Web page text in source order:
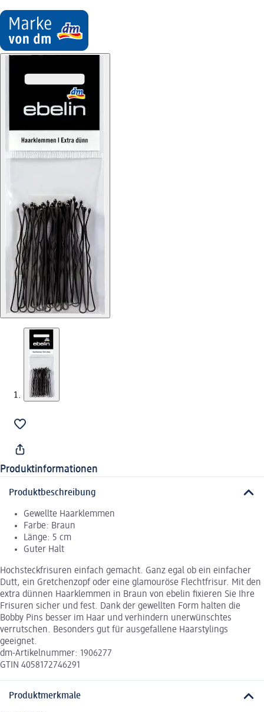
Produktinformationen
Produktbeschreibung
Gewellte Haarklemmen
Farbe: Braun
Länge: 5 cm
Guter Halt
Hochsteckfrisuren einfach gemacht. Ganz egal ob ein einfacher
Dutt, ein Gretchenzopf oder eine glamouröse Flechtfrisur. Mit den
extra dünnen Haarklemmen in Braun von ebelin fixieren Sie Ihre
Frisuren sicher und fest. Dank der gewellten Form halten die
Bobby Pins besser im Haar und verhindern unerwünschtes
verrutschen. Besonders gut für ausgefallene Haarstylings
geeignet.
dm-Artikelnummer: 1906277
GTIN 4058172746291
Produktmerkmale